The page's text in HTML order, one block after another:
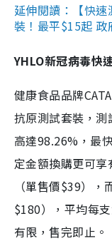
延伸閱讀：【快
裝！最平$15起 政
YHLO新冠病毒快
健康食品品牌
抗原測試套裝，
高達98.26%，最
定金額換購更可
（單售價$39）
$180），平均每
有限，售完即止。